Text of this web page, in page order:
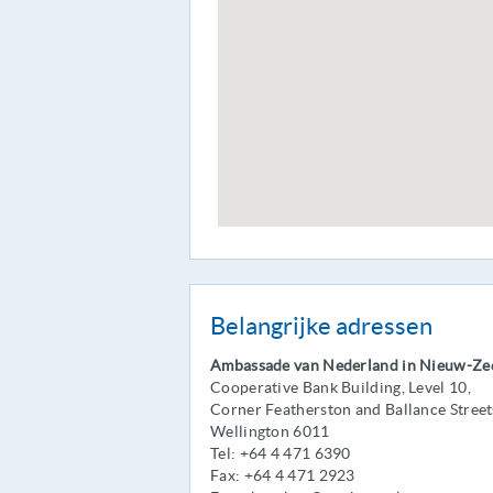
Belangrijke adressen
Ambassade van Nederland in Nieuw-
Cooperative Bank Building, Level 10,
Corner Featherston and Ballance
Wellington 6011
Tel: +64 4 471 6390
Fax: +64 4 471 2923